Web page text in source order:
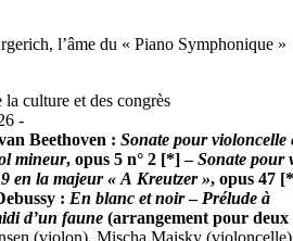
l’âme du « Piano Symphonique »
la culture et des congrès
-
Beethoven : Sonate pour violoncelle
mineur, opus 5 n° 2 [*] –Sonate pour
en la majeur « A Kreutzer », opus 47
: En blanc et noir– Prélude à
d’un faune (arrangement pour deux
(violon), Mischa Maisky